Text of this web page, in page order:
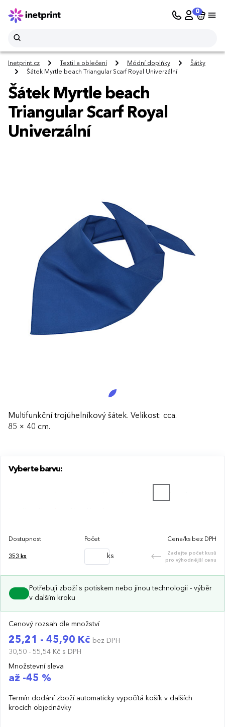
0
Inetprint.cz Textil a oblečení Módní doplňky
Šátky
Šátek Myrtle beach Triangular Scarf Royal Univerzální
Šátek Myrtle beach
Triangular Scarf Royal
Univerzální
Multifunkční trojúhelníkový šátek. Velikost: cca.
85 × 40 cm.
Vyberte barvu:
Dostupnost Počet Cena/ks bez DPH
353 ks ks
Zadejte počet kusů
pro výhodnější cenu
Potřebuji zboží s potiskem nebo jinou technologii - výběr
v dalším kroku
Cenový rozsah dle množství
25,21 - 45,90 Kč bez DPH
30,50 - 55,54 Kč s DPH
Množstevní sleva
až -45 %
Termín dodání zboží automaticky vypočítá košík v dalších
krocích objednávky